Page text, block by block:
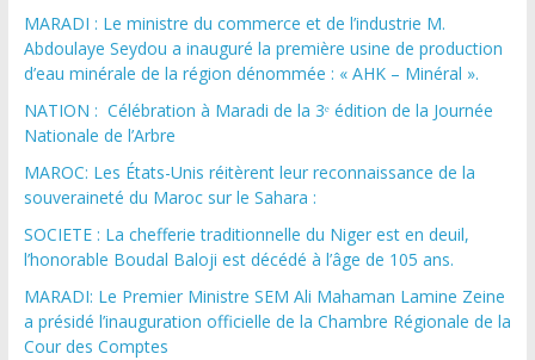
MARADI : Le ministre du commerce et de l’industrie M.
Abdoulaye Seydou a inauguré la première usine de production
d’eau minérale de la région dénommée : « AHK – Minéral ».
NATION : Célébration à Maradi de la 3ᵉ édition de la Journée
Nationale de l’Arbre
MAROC: Les États-Unis réitèrent leur reconnaissance de la
souveraineté du Maroc sur le Sahara :
SOCIETE : La chefferie traditionnelle du Niger est en deuil,
l’honorable Boudal Baloji est décédé à l’âge de 105 ans.
MARADI: Le Premier Ministre SEM Ali Mahaman Lamine Zeine
a présidé l’inauguration officielle de la Chambre Régionale de la
Cour des Comptes